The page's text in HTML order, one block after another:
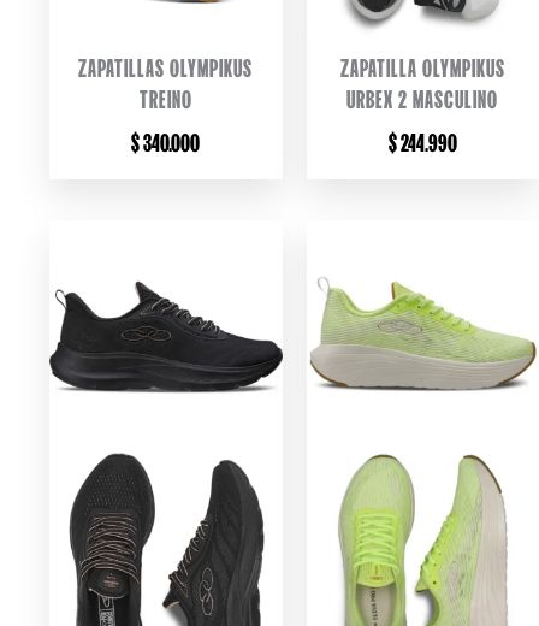
ZAPATILLAS OLYMPIKUS
TREINO
$340.000
ZAPATILLA OLYMPIKUS
URBEX 2 MASCULINO
$244.990